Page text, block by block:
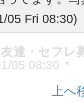
05 Fri 08:30)
友達・セフレ
05 08:30 *
上へ